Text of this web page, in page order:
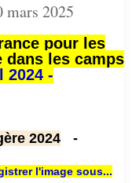
mars 2025
pour les
dans les camps
2024 -
2024 -
l'image sous...